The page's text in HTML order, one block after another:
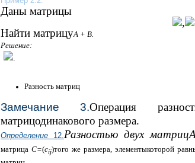
Даны матрицы
,
Найти матрицуА + В.
Решение:
Разность матриц
Замечание 3.Операция
матрицодинакового размера.
Определение 12. Разностью двух матриц
матрица С=(сij)того же размера, элементыкоторой